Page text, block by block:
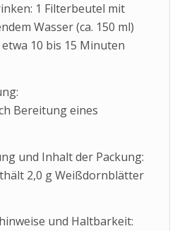
1 Filterbeutel mit
Wasser (ca. 150 ml)
10 bis 15 Minuten
Bereitung eines
und Inhalt der Packung:
2,0 g Weißdornblätter
und Haltbarkeit: